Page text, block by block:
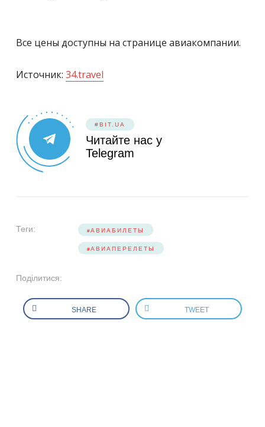
Все цены доступны на странице авиакомпании.
Источник: 34.travel
#BIT.UA
Читайте нас у
Telegram
Теги: АВИАБИЛЕТЫ
АВИАПЕРЕЛЕТЫ
Поділитися:
SHARE TWEET